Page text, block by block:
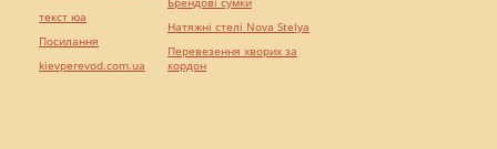
текст юа
Посилання
kievperevod.com.ua
Натяжні стелі Nova Stelya
Перевезення хворих за
кордон